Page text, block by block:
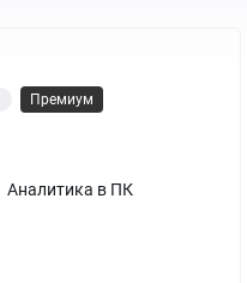
Премиум
Аналитика в ПК